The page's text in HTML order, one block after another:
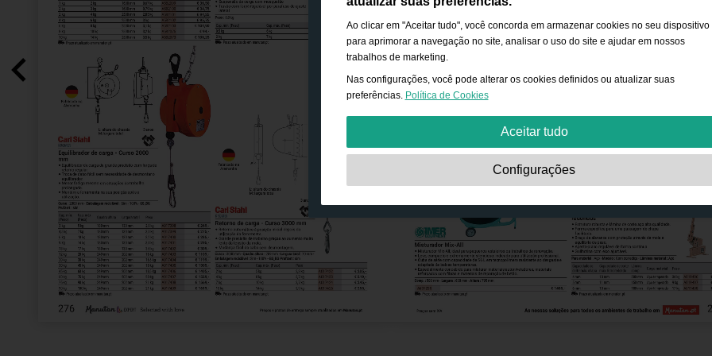
Ao clicar em "Aceitar tudo", você concorda em armazenar cookies no seu dispositivo
para aprimorar a navegação no site, analisar o uso do site e ajudar em nossos
trabalhos de marketing.
Nas configurações, você pode alterar os cookies definidos ou atualizar suas
preferências. Política de Cookies
Aceitar tudo
Os cookies são essenciais para ativar
básicas, como navegação, conceder acesso ao conteúdo protegido e salvar o
Os cookies nos permitem contar as visitas e origens de tráfego
site, além de entender como ele é usado. Isso serve para melhorar o
desempenho. Toda a informação é agregada e, portanto, anônima.
Funcionalidade:Os cookies permitem que o site ofereça funções aprimoradas e
opções pessoais. Por exemplo, opções de tamanho de fonte etc.
Configurações